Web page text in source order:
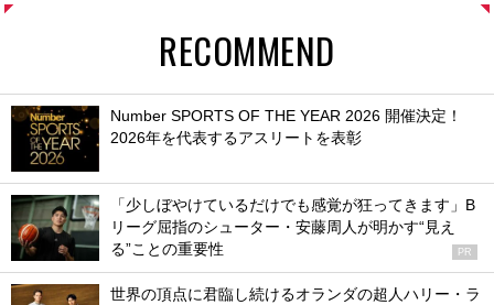
RECOMMEND
Number SPORTS OF THE YEAR 2026 開催決定！
2026年を代表するアスリートを表彰
「少しぼやけているだけでも感覚が狂ってきます」B
リーグ屈指のシューター・安藤周人が明かす“見え
る”ことの重要性
PR
世界の頂点に君臨し続けるオランダの超人ハリー・ラ